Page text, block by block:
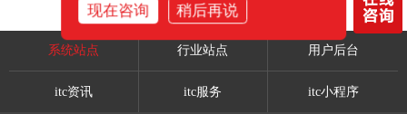
系统站点 行业站点 用户后台
itc资讯 itc服务 itc小程序
现在咨询 稍后再说